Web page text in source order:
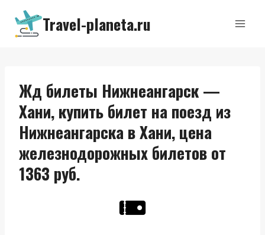
Перейти
содержимому
Travel-planeta.ru
Жд билеты Нижнеангарск —
Хани, купить билет на поезд из
Нижнеангарска в Хани, цена
железнодорожных билетов от
1363 руб.